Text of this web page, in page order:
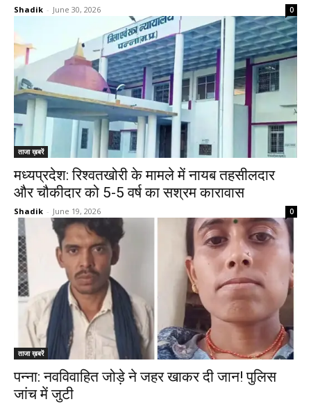
Shadik - June 30, 2026 0
ताजा ख़बरें
मध्यप्रदेश: रिश्वतखोरी के मामले में नायब तहसीलदार
और चौकीदार को 5-5 वर्ष का सश्रम कारावास
Shadik - June 19, 2026 0
ताजा ख़बरें
पन्ना: नवविवाहित जोड़े ने जहर खाकर दी जान! पुलिस
जांच में जुटी